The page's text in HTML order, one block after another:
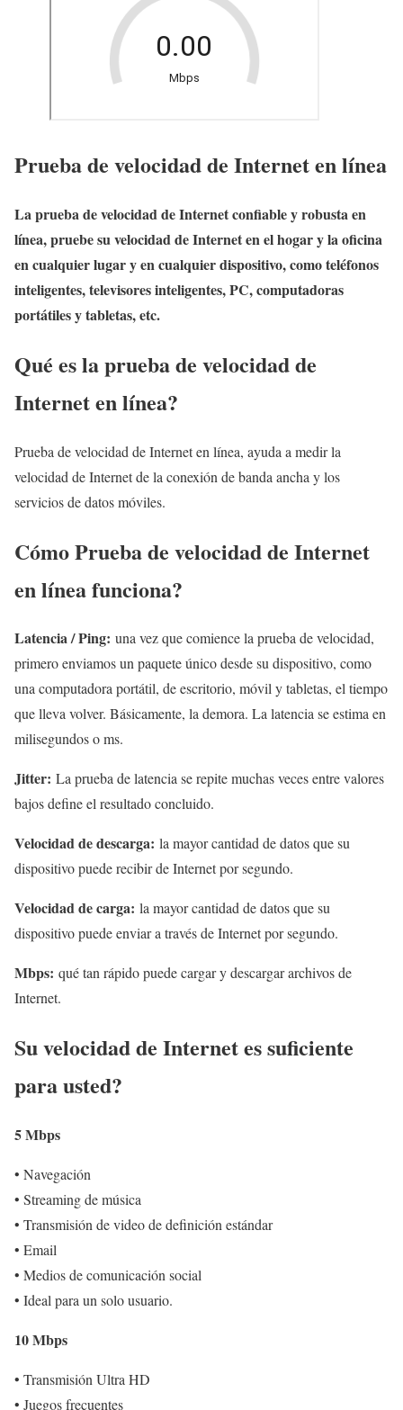
Prueba de velocidad de Internet en línea
La prueba de velocidad de Internet confiable y robusta en
línea, pruebe su velocidad de Internet en el hogar y la oficina
en cualquier lugar y en cualquier dispositivo, como teléfonos
inteligentes, televisores inteligentes, PC, computadoras
portátiles y tabletas, etc.
Qué es la prueba de velocidad de
Internet en línea?
Prueba de velocidad de Internet en línea, ayuda a medir la
velocidad de Internet de la conexión de banda ancha y los
servicios de datos móviles.
Cómo Prueba de velocidad de Internet
en línea funciona?
Latencia / Ping: una vez que comience la prueba de velocidad,
primero enviamos un paquete único desde su dispositivo, como
una computadora portátil, de escritorio, móvil y tabletas, el tiempo
que lleva volver. Básicamente, la demora. La latencia se estima en
milisegundos o ms.
Jitter: La prueba de latencia se repite muchas veces entre valores
bajos define el resultado concluido.
Velocidad de descarga: la mayor cantidad de datos que su
dispositivo puede recibir de Internet por segundo.
Velocidad de carga: la mayor cantidad de datos que su
dispositivo puede enviar a través de Internet por segundo.
Mbps: qué tan rápido puede cargar y descargar archivos de
Internet.
Su velocidad de Internet es suficiente
para usted?
5 Mbps
• Navegación
• Streaming de música
• Transmisión de video de definición estándar
• Email
• Medios de comunicación social
• Ideal para un solo usuario.
10 Mbps
• Transmisión Ultra HD
• Juegos frecuentes